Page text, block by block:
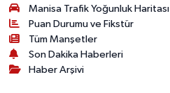
Manisa Trafik Yoğunluk Haritası
Puan Durumu ve Fikstür
Tüm Manşetler
Son Dakika Haberleri
Haber Arşivi